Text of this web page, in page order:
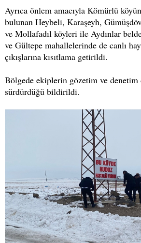
Ayrıca önlem amacıyla Kömürlü
bulunan Heybeli, Karaşeyh,
ve Mollafadıl köyleri ile Aydınlar
ve Gültepe mahallelerinde de canlı
çıkışlarına kısıtlama getirildi.
Bölgede ekiplerin gözetim ve denetim
sürdürdüğü bildirildi.